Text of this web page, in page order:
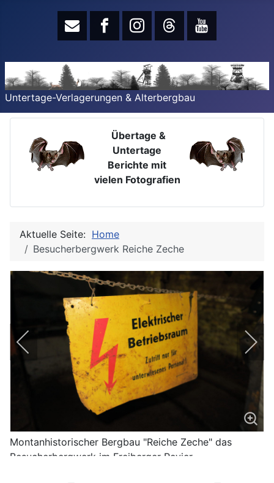
Untertage-Verlagerungen & Alterbergbau
Übertage &
Untertage
Berichte mit
vielen Fotografien
Aktuelle Seite: Home
Besucherbergwerk Reiche Zeche
Montanhistorischer Bergbau "Reiche Zeche" das
Besucherbergwerk im Freiberger Revier